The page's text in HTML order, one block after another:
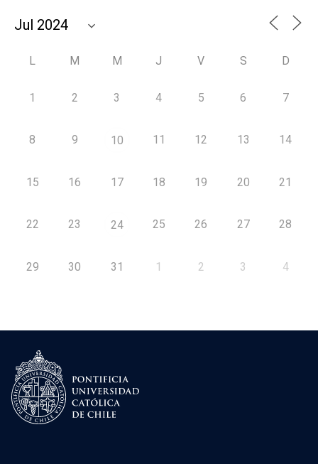
L M M J V S D
1 2 3 4 5 6 7
8 9 10 11 12 13 14
15 16 17 18 19 20 21
22 23 24 25 26 27 28
29 30 31 1 2 3 4